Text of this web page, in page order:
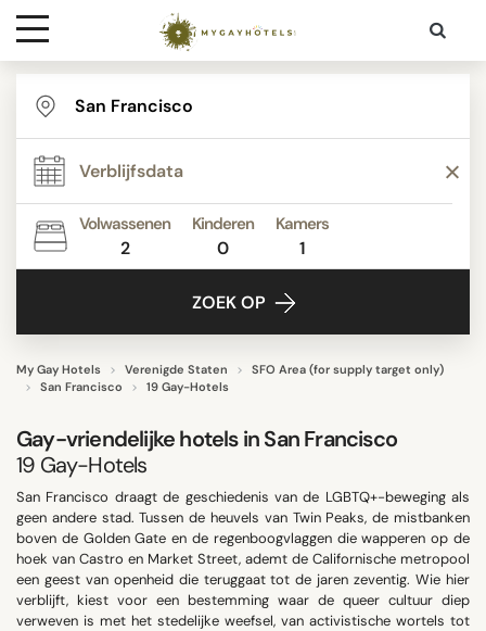
Bestemmingen
Contact
MediaVolwassenen
2
Kinderen
0
Kamers
1
ZOEK OP
My Gay Hotels Verenigde Staten
SFO Area (for supply target only)
San Francisco
19 Gay-Hotels
Gay-vriendelijke hotels in San Francisco
19 Gay-Hotels
STER
BEOORDELINGSSCORE
FACILITEITEN
WIJKEN
ZOEK OP
San Francisco draagt de geschiedenis van de LGBTQ+-beweging als
geen andere stad. Tussen de heuvels van Twin Peaks, de mistbanken
boven de Golden Gate en de regenboogvlaggen die wapperen op de
hoek van Castro en Market Street, ademt de Californische metropool
een geest van openheid die teruggaat tot de jaren zeventig. Wie hier
verblijft, kiest voor een bestemming waar de queer cultuur diep
verweven is met het stedelijke weefsel, van activistische wortels tot